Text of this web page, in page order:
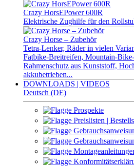
Crazy HorsEPower 600R
Elektrische Zughilfe für den
Crazy Horse – Zubehör
Tetra-Lenker, Räder in vielen
Fatbike-Breitreifen, Mountain-
Rahmenschutz aus Kunststoff,
akkubetrieben...
DOWNLOADS | VIDEOS
Deutsch (DE)
Prospekte
Preislisten |